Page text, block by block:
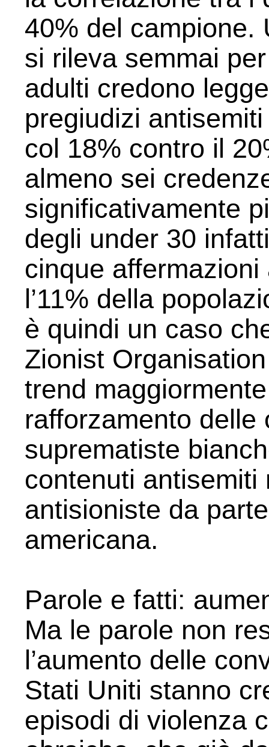
40% del campione.
si rileva semmai
adulti credono
pregiudizi
col 18% contro il
almeno sei
significativamente
degli under 30
cinque
l’11% della
è quindi un caso
Zionist
trend
rafforzamento delle
suprematiste
contenuti
antisioniste da
americana.
Parole e fatti:
Ma le parole non
l’aumento delle
Stati Uniti stanno
episodi di violenza